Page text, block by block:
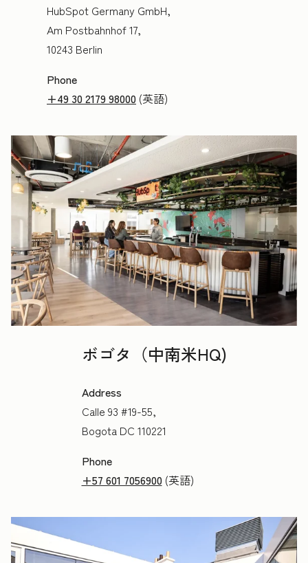
HubSpot Germany GmbH,
Am Postbahnhof 17,
10243 Berlin
Phone
+49 30 2179 98000 (英語)
ボゴタ（中南米HQ)
Address
Calle 93 #19-55,
Bogota DC 110221
Phone
+57 601 7056900(英語)